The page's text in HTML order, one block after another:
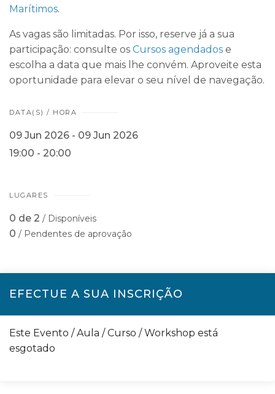
Marítimos.
As vagas são limitadas. Por isso, reserve já a sua
participação: consulte os Cursos agendados e
escolha a data que mais lhe convém. Aproveite esta
oportunidade para elevar o seu nível de navegação.
DATA(S) / HORA
09 Jun 2026 - 09 Jun 2026
19:00 - 20:00
LUGARES
0 de 2 / Disponíveis
0 / Pendentes de aprovação
EFECTUE A SUA INSCRIÇÃO
Este Evento / Aula / Curso / Workshop está
esgotado